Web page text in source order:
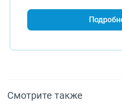
Смотрите также